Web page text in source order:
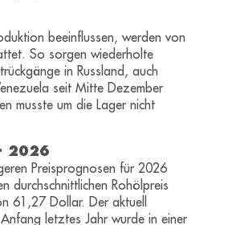
beeinflussen, werden von
So sorgen wiederholte
in Russland, auch
seit Mitte Dezember
musste um die Lager nicht
2026
Preisprognosen für 2026
durchschnittlichen Rohölpreis
61,27 Dollar. Der aktuell
letztes Jahr wurde in einer